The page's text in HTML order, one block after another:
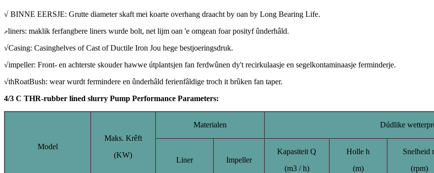
√ BINNE EERSJE: Grutte diameter skaft mei koarte overhang draacht by oan by Long Bearing Life.
މliners: maklik ferfangbere liners wurde bolt, net lijm oan 'e omgean foar posityf ûnderhâld.
√Casing: Casinghelves of Cast of Ductile Iron Jou hege bestjoeringsdruk.
√impeller: Front- en achterste skouder hawwe útplantsjen fan ferdwûnen dy't recirkulaasje en segelkontaminaasje ferminderje.
√thRoatBush: wear wurdt fermindere en ûnderhâld ferienfâldige troch it brûken fan taper.
4/3 C THR-rubber lined slurry Pump Performance Parameters:
Model
Maks. Krêft
(KW)
Materialen
Dúdlike
Liner Impeller
Kapasiteit Q
(m3 / h)
Holle h
(m)
Snelheid
(rpm)